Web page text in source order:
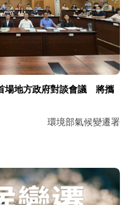
場地方政府對談會議 將攜
環境部氣候變遷署